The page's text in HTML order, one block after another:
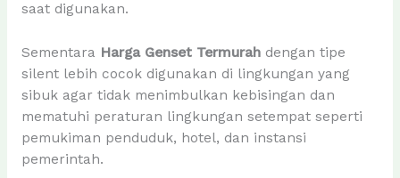
saat digunakan.
Sementara Harga Genset Termurahdengan tipe
silent lebih cocok digunakan di lingkungan yang
sibuk agar tidak menimbulkan kebisingan dan
mematuhi peraturan lingkungan setempat seperti
pemukiman penduduk, hotel, dan instansi
pemerintah.